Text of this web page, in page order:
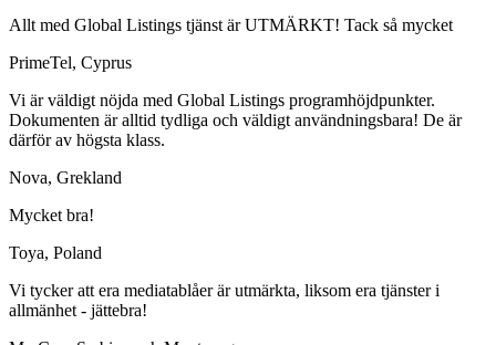
Allt med Global Listings tjänst är UTMÄRKT! Tack så mycket
PrimeTel, Cyprus
Vi är väldigt nöjda med Global Listings programhöjdpunkter.
Dokumenten är alltid tydliga och väldigt användningsbara! De är
därför av högsta klass.
Nova, Grekland
Mycket bra!
Toya, Poland
Vi tycker att era mediatablåer är utmärkta, liksom era tjänster i
allmänhet - jättebra!